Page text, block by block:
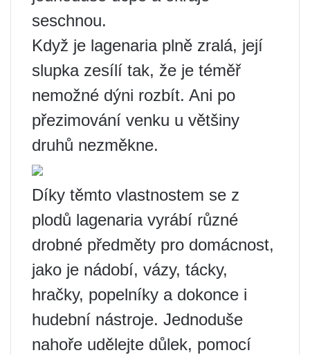
seschnou.
Když je lagenaria plně zralá, její
slupka zesílí tak, že je téměř
nemožné dýni rozbít. Ani po
přezimování venku u většiny
druhů nezměkne.
Díky těmto vlastnostem se z
plodů lagenaria vyrábí různé
drobné předměty pro domácnost,
jako je nádobí, vázy, tácky,
hračky, popelníky a dokonce i
hudební nástroje. Jednoduše
nahoře udělejte důlek, pomocí